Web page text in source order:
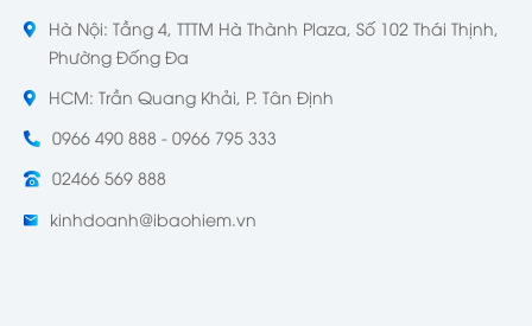
Hà Nội: Tầng 4, TTTM Hà Thành Plaza, Số 102 Thái Thịnh,
Phường Đống Đa
HCM: Trần Quang Khải, P. Tân Định
0966 490 888 - 0966 795 333
02466 569 888
kinhdoanh@ibaohiem.vn